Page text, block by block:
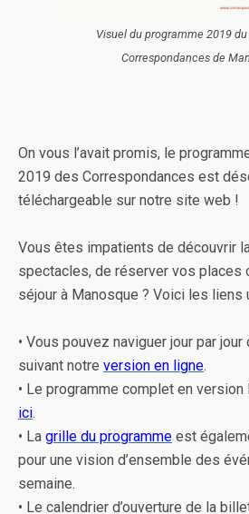
Visuel du programme 2019
Correspondances de
On vous l’avait promis, le
2019 des Correspondances est
téléchargeable sur notre site web !
Vous êtes impatients de découvrir
spectacles, de réserver vos places
séjour à Manosque ? Voici les liens
• Vous pouvez naviguer jour par
suivant notre version en ligne.
• Le programme complet en
ici.
• La grille du programme est
pour une vision d’ensemble des
semaine.
• Le calendrier d’ouverture de la